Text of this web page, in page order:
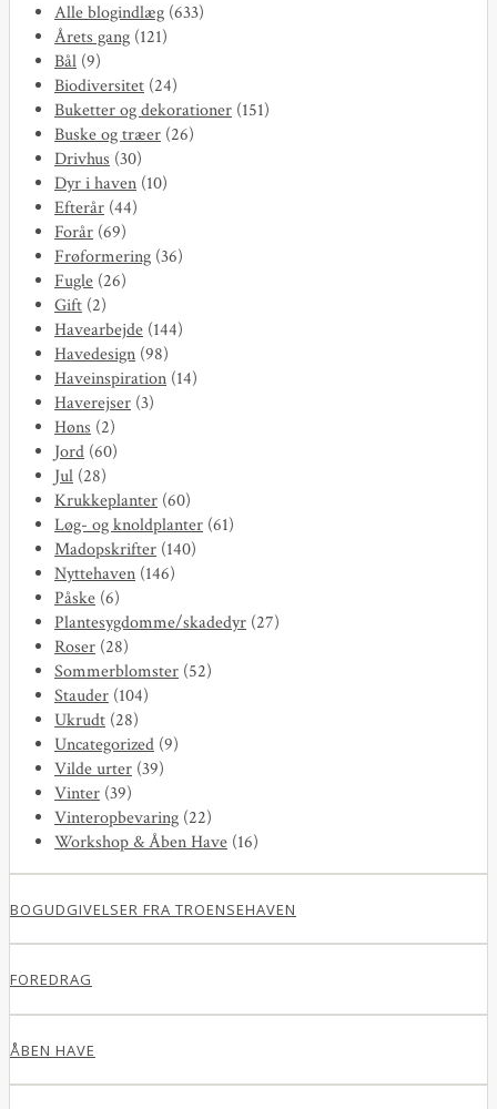
Alle blogindlæg (633)
Årets gang (121)
Bål (9)
Biodiversitet (24)
Buketter og dekorationer (151)
Buske og træer (26)
Drivhus (30)
Dyr i haven (10)
Efterår (44)
Forår (69)
Frøformering (36)
Fugle (26)
Gift (2)
Havearbejde (144)
Havedesign (98)
Haveinspiration (14)
Haverejser (3)
Høns (2)
Jord (60)
Jul (28)
Krukkeplanter (60)
Løg- og knoldplanter (61)
Madopskrifter (140)
Nyttehaven (146)
Påske (6)
Plantesygdomme/skadedyr (27)
Roser (28)
Sommerblomster (52)
Stauder (104)
Ukrudt (28)
Uncategorized (9)
Vilde urter (39)
Vinter (39)
Vinteropbevaring (22)
Workshop & Åben Have (16)
BOGUDGIVELSER FRA TROENSEHAVEN
FOREDRAG
ÅBEN HAVE